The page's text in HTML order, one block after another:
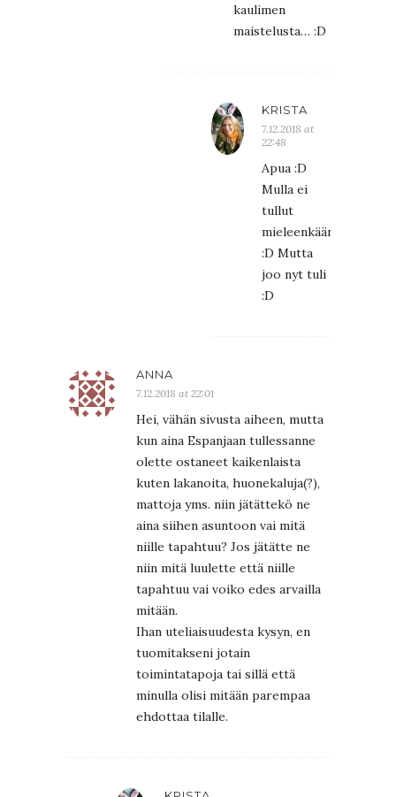
kaulimen
maistelusta… :D
KRISTA
7.12.2018 at
22:48
Apua :D
Mulla ei
tullut
mieleenkään
:D Mutta
joo nyt tuli
:D
ANNA
7.12.2018 at 22:01
Hei, vähän sivusta aiheen, mutta
kun aina Espanjaan tullessanne
olette ostaneet kaikenlaista
kuten lakanoita, huonekaluja(?),
mattoja yms. niin jätättekö ne
aina siihen asuntoon vai mitä
niille tapahtuu? Jos jätätte ne
niin mitä luulette että niille
tapahtuu vai voiko edes arvailla
mitään.
Ihan uteliaisuudesta kysyn, en
tuomitakseni jotain
toimintatapoja tai sillä että
minulla olisi mitään parempaa
ehdottaa tilalle.